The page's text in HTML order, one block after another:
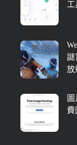
工
謎
放
費